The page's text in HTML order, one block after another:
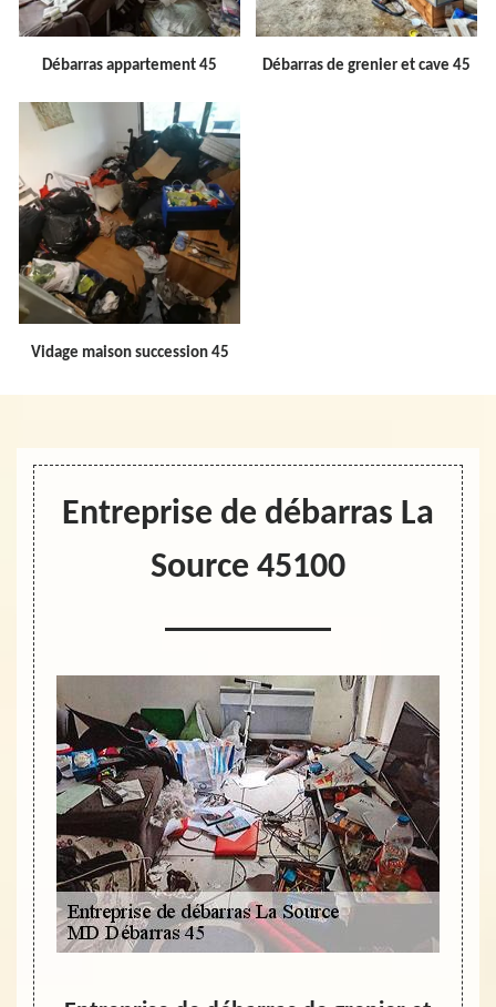
Débarras appartement 45 Débarras de grenier et cave 45
Vidage maison succession 45
Entreprise de débarras La
Source 45100